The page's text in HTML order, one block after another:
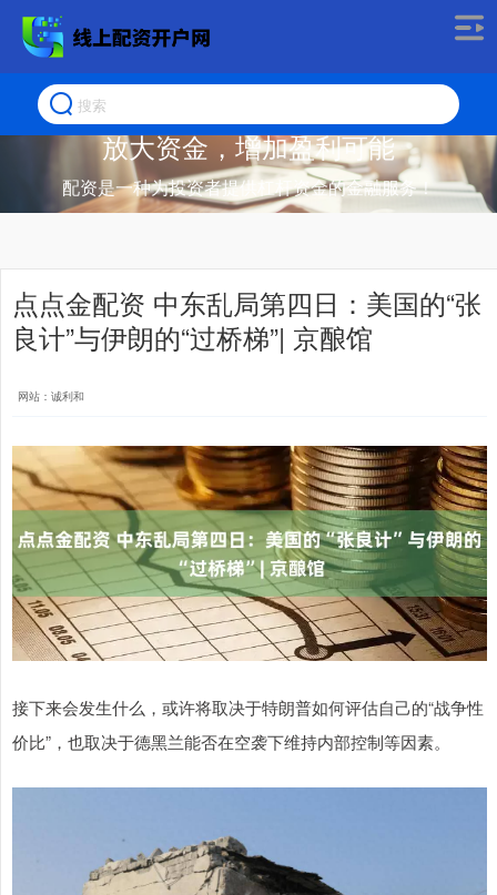
放大资金，增加盈利可能
配资是一种为投资者提供杠杆资金的金融服务！
点点金配资 中东乱局第四日：美国的“张
良计”与伊朗的“过桥梯”| 京酿馆
网站：诚利和
接下来会发生什么，或许将取决于特朗普如何评估自己的“战争性
价比”，也取决于德黑兰能否在空袭下维持内部控制等因素。